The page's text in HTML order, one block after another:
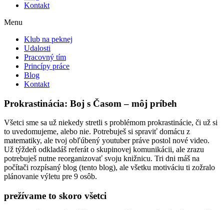
Kontakt
Menu
Klub na peknej
Udalosti
Pracovný tím
Princípy práce
Blog
Kontakt
Prokrastinácia: Boj s Časom – môj príbeh
Všetci sme sa už niekedy stretli s problémom prokrastinácie, či už si
to uvedomujeme, alebo nie. Potrebuješ si spraviť domácu z
matematiky, ale tvoj obľúbený youtuber práve postol nové video.
Už týždeň odkladáš referát o skupinovej komunikácii, ale zrazu
potrebuješ nutne reorganizovať svoju knižnicu. Tri dni máš na
počítači rozpísaný blog (tento blog), ale všetku motiváciu ti zožralo
plánovanie výletu pre 9 osôb.
prežívame to skoro všetci